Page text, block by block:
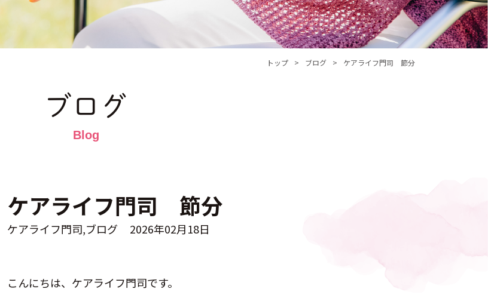
トップ ブログ ケアライフ門司 節分
ブログ
ケアライフ門司 節分
ケアライフ門司 ブログ 2026年02月18日
こんにちは、ケアライフ門司です。